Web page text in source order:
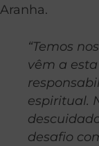
Aranha.
“Temos
vêm a
espiritual.
desafio